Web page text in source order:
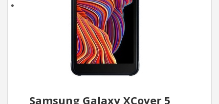
Samsung Galaxy XCover 5